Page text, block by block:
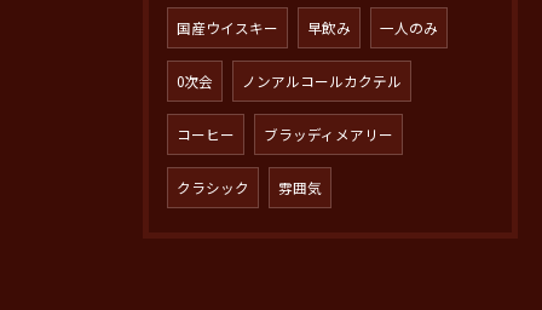
国産ウイスキー 早飲み 一人のみ
0次会 ノンアルコールカクテル
コーヒー ブラッディメアリー
クラシック 雰囲気